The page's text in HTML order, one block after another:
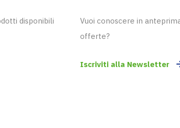
disponibili
Vuoi conoscere in
offerte?
Iscriviti alla Newsletter